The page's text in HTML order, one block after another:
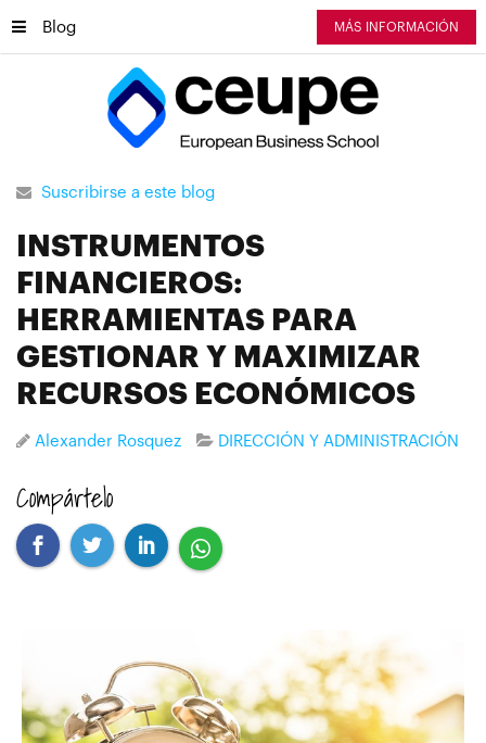
Blog MÁS INFORMACIÓN
Suscribirse a este blog
INSTRUMENTOS
FINANCIEROS:
HERRAMIENTAS PARA
GESTIONAR Y MAXIMIZAR
RECURSOS ECONÓMICOS
Alexander Rosquez DIRECCIÓN Y ADMINISTRACIÓN
Compártelo